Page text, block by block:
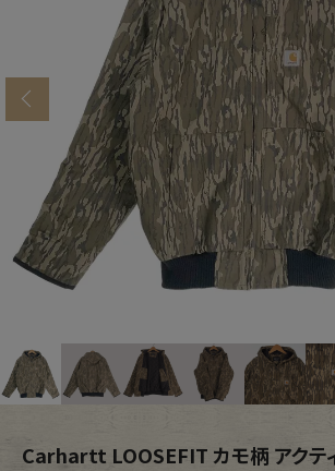
特集一覧
ブランドから探す スタッ
年代から探す 古着卸
メンズ商品カテゴリーから
Bottoms Fafatt
レディース商品カテゴリー
Carhartt LOOSEFIT カモ柄 アクテ